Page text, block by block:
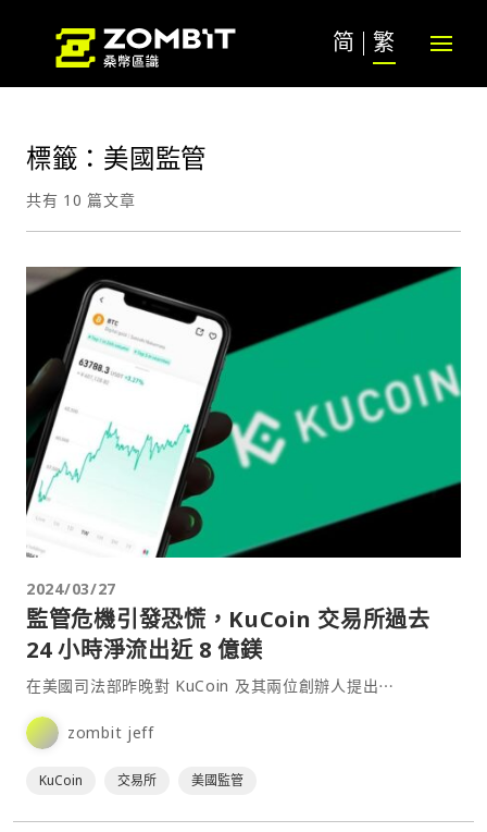
简 繁
標籤：美國監管
共有 10 篇文章
2024/03/27
監管危機引發恐慌，KuCoin 交易所過去
24 小時淨流出近 8 億鎂
在美國司法部昨晚對 KuCoin 及其兩位創辦人提出⋯
zombit jeff
KuCoin 交易所 美國監管